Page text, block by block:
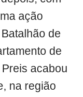
ação
de
de
acabou
na região